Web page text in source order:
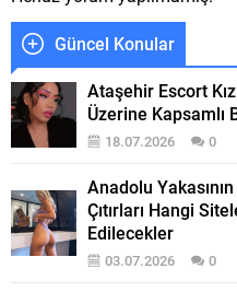
Güncel Konular
Ataşehir Escort
Üzerine Kapsamlı
18.07.2026 0
Anadolu
Çıtırları Hangi
Edilecekler
03.07.2026 0